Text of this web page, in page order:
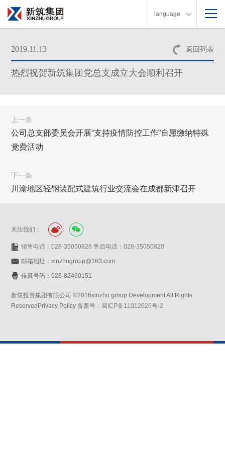
language
返回列表
2019.11.13
热烈祝贺新筑集团党总支成立大会顺利召开
上一条
公司总支部委员会开展“支持疫情防控工作”自愿缴纳特殊
党费活动
下一条
川渝地区轻钢装配式建筑行业交流会在成都新津召开
关注我们：
销售电话：028-35050828 售后电话：028-35050820
邮箱地址：xinzhugroup@163.com
传真号码：028-82460151
新筑投资集团有限公司 ©2016xinzhu group Development All Rights
ReservedPrivacy Policy备案号：蜀ICP备11012626号-2